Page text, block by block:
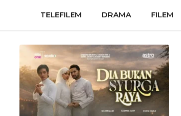
TELEFILEM DRAMA FILEM